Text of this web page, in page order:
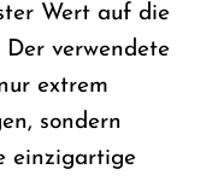
Wert auf die
verwendete
extrem
sondern
einzigartige